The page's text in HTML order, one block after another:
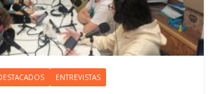
ENTREVISTAS